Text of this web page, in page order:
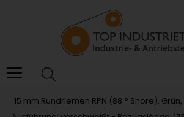
das15 mm Rundriemen RPN (88 ° Shore),